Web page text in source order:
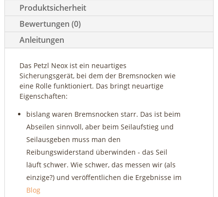
Produktsicherheit
Bewertungen (0)
Anleitungen
Das Petzl Neox ist ein neuartiges
Sicherungsgerät, bei dem der Bremsnocken wie
eine Rolle funktioniert. Das bringt neuartige
Eigenschaften:
bislang waren Bremsnocken starr. Das ist beim
Abseilen sinnvoll, aber beim Seilaufstieg und
Seilausgeben muss man den
Reibungswiderstand überwinden - das Seil
läuft schwer. Wie schwer, das messen wir (als
einzige?) und veröffentlichen die Ergebnisse im
Blog